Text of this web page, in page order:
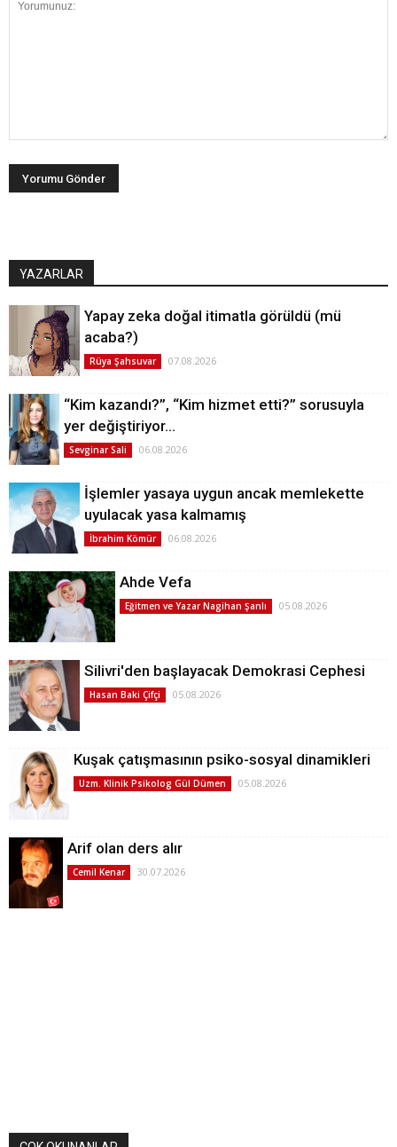
YAZARLAR
Yapay zeka doğal itimatla görüldü (mü
acaba?)
Rüya Şahsuvar 07.08.2026
“Kim kazandı?”, “Kim hizmet etti?” sorusuyla
yer değiştiriyor…
Sevginar Sali 06.08.2026
İşlemler yasaya uygun ancak memlekette
uyulacak yasa kalmamış
İbrahim Kömür 06.08.2026
Ahde Vefa
Eğitmen ve Yazar Nagihan Şanlı 05.08.2026
Silivri'den başlayacak Demokrasi Cephesi
Hasan Baki Çifçi 05.08.2026
Kuşak çatışmasının psiko-sosyal dinamikleri
Uzm. Klinik Psikolog Gül Dümen 05.08.2026
Arif olan ders alır
Cemil Kenar 30.07.2026